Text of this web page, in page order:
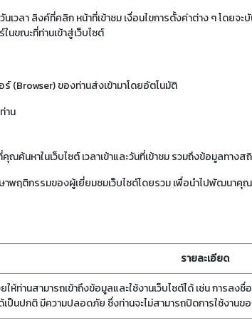
นเวลา ลิงค์ที่คลิก หน้าที่เข้าชม เงื่อนไขการตั้งค่าต่าง ๆ โ
ในขณะที่ท่านเข้าสู่เว็บไซต์
ร์ (Browser) ของท่านส่งเข้ามาโดยอัตโนมัติ
าน
ค้นหาในเว็บไซต์ เวลาเข้าและวันที่เข้าชม รวมถึงข้อมูลทางส
าพฤติกรรมของผู้เยี่ยมชมเว็บไซต์โดยรวม เพื่อนำไปพัฒนาคุ
รายละเอียด
ให้ท่านสามารถเข้าถึงข้อมูลและใช้งานเว็บไซต์ได้ เช่น การลง
เป็นปกติ มีความปลอดภัย ซึ่งท่านจะไม่สามารถปิดการใช้งานข